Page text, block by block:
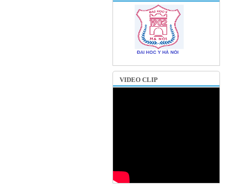
VIDEO CLIP